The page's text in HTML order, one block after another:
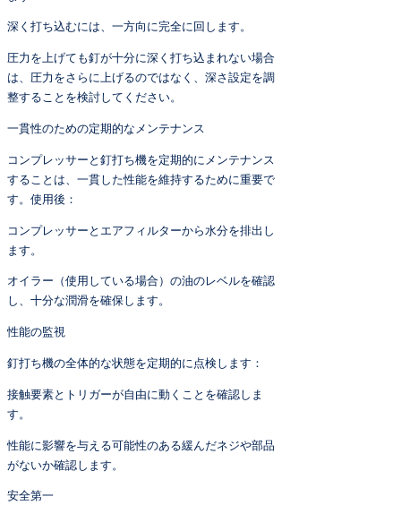
深く打ち込むには、一方向に完全に回します。
圧力を上げても釘が十分に深く打ち込まれない場合
は、圧力をさらに上げるのではなく、深さ設定を調
整することを検討してください。
一貫性のための定期的なメンテナンス
コンプレッサーと釘打ち機を定期的にメンテナンス
することは、一貫した性能を維持するために重要で
す。使用後：
コンプレッサーとエアフィルターから水分を排出し
ます。
オイラー（使用している場合）の油のレベルを確認
し、十分な潤滑を確保します。
性能の監視
釘打ち機の全体的な状態を定期的に点検します：
接触要素とトリガーが自由に動くことを確認しま
す。
性能に影響を与える可能性のある緩んだネジや部品
がないか確認します。
安全第一